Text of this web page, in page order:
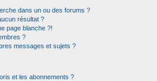
dans un ou des forums ?
résultat ?
page blanche ?!
?
messages et sujets ?
et les abonnements ?